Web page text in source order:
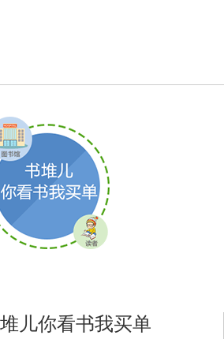
儿你看书我买单